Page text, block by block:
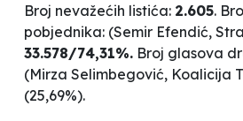
Broj nevažećih listića: 2.605.
pobjednika: (Semir Efendić,
33.578/74,31%. Broj glasova
(Mirza Selimbegović, Koalicija
(25,69%).